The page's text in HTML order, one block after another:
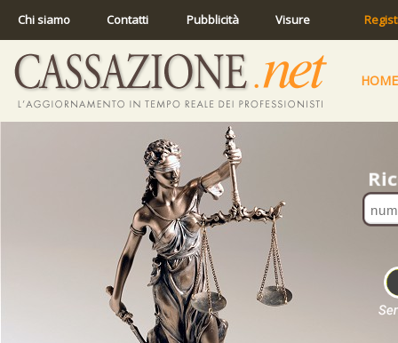
Chi siamo Contatti Pubblicità Visure
HOME